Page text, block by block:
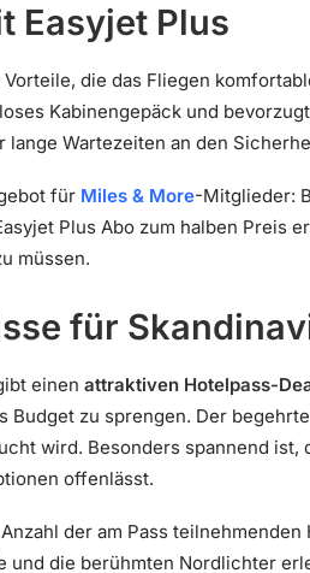
Easyjet Plus
die das Fliegen
Kabinengepäck und
lange Wartezeiten an den
für Miles & More-Mitglieder:
Plus Abo zum halben Preis
müssen.
für
einen attraktiven Hotelpass-
Budget zu sprengen. Der
wird. Besonders spannend
offenlässt.
der am Pass
und die berühmten Nordlichter